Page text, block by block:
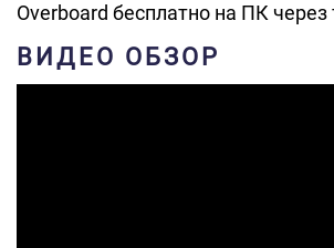
Overboard бесплатно на ПК через
ВИДЕО ОБЗОР